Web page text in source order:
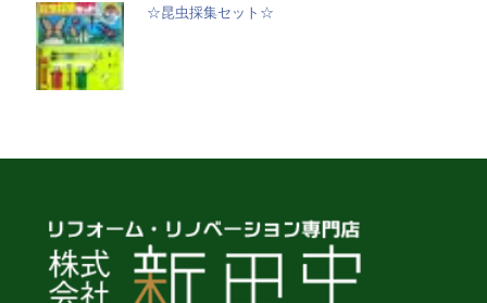
☆昆虫採集セット☆